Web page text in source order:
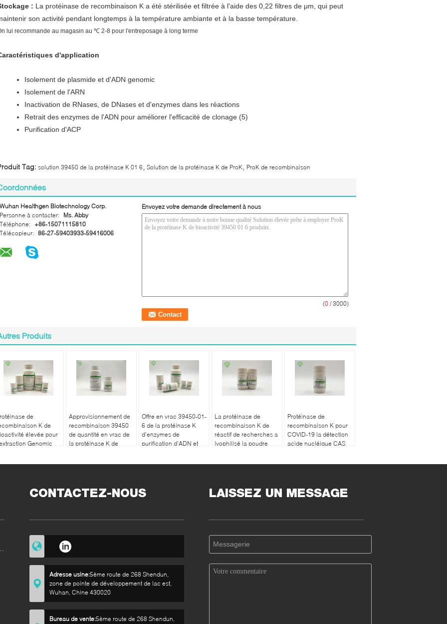
: La protéinase de recombinaison K a été stérilisée et filtrée à l'aide des 0,22 filtres de μm, qui peut
son activité pendant longtemps à la température ambiante et à la basse température.
lui recommande au magasin au ℃ 2-8 pour l'entreposage à long terme
d'application
Isolement de plasmide et d'ADN genomic
Isolement de l'ARN
Inactivation de RNases, de DNases et d'enzymes dans les réactions
Retrait des enzymes de l'ADN pour améliorer l'efficacité de clonage (5)
Purification d'ACP
Tag: solution 39450 de la protéinase K 01 6 Solution de la protéinase K de ProK ProK de recombinaison
Wuhan Healthgen Biotechnology Corp.
Personne à contacter:
Ms. Abby
Téléphone:
+86-15071115810
Télécopieur: 86-27-59403933-59416006
Envoyez votre demande directement à nous
(0 / 3000)
Produits
de
K de
élevée pour
Genomic
Approvisionnement de
recombinaison 39450
de quantité en vrac de
la protéinase K de
Offre en vrac 39450-01-
6 de la protéinase K
d'enzymes de
purification d'ADN et
La protéinase de
recombinaison K de
réactif de recherches a
lyophilisé la poudre
Protéinase de
recombinaison K pour
COVID-19 la détection
acide nucléique CAS
CONTACTEZ-NOUS
Adresse usine:5ème route de 268 Shendun,
zone de pointe de développement de lac est,
Wuhan, Chine 430020
Bureau de vente:5ème route de 268 Shendun,
LAISSEZ UN MESSAGE